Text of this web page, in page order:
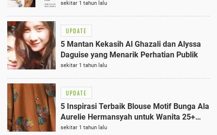
sekitar 1 tahun lalu
UPDATE
5 Mantan Kekasih Al Ghazali dan Alyssa
Daguise yang Menarik Perhatian Publik
sekitar 1 tahun lalu
UPDATE
5 Inspirasi Terbaik Blouse Motif Bunga Ala
Aurelie Hermansyah untuk Wanita 25+
Tahun
sekitar 1 tahun lalu